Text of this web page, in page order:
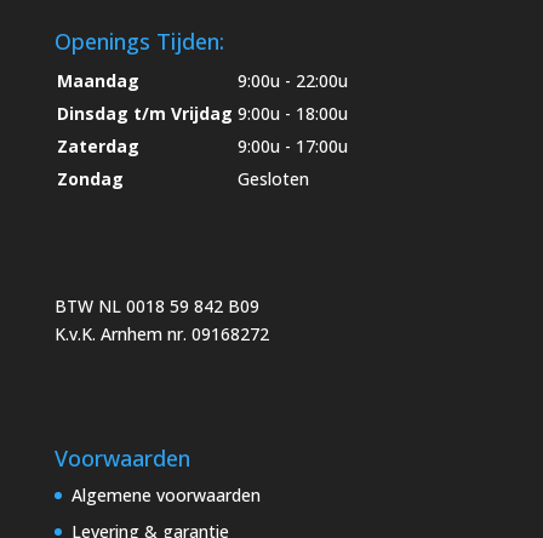
Openings Tijden:
Maandag
9:00u - 22:00u
Dinsdag t/m Vrijdag 9:00u - 18:00u
Zaterdag
9:00u - 17:00u
Zondag
Gesloten
BTW NL 0018 59 842 B09
K.v.K. Arnhem nr. 09168272
Voorwaarden
Algemene voorwaarden
Levering & garantie